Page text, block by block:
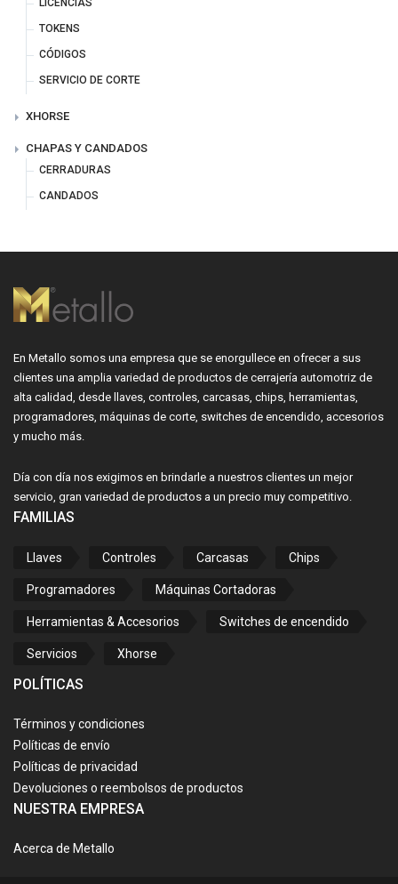
LICENCIAS
TOKENS
CÓDIGOS
SERVICIO DE CORTE
XHORSE
CHAPAS Y CANDADOS
CERRADURAS
CANDADOS
En Metallo somos una empresa que se enorgullece en ofrecer a sus
clientes una amplia variedad de productos de cerrajería automotriz de
alta calidad, desde llaves, controles, carcasas, chips, herramientas,
programadores, máquinas de corte, switches de encendido, accesorios
y mucho más.
Día con día nos exigimos en brindarle a nuestros clientes un mejor
servicio, gran variedad de productos a un precio muy competitivo.
FAMILIAS
Llaves Controles Carcasas Chips
Programadores Máquinas Cortadoras
Herramientas & Accesorios Switches de encendido
Servicios Xhorse
POLÍTICAS
Términos y condiciones
Políticas de envío
Políticas de privacidad
Devoluciones o reembolsos de productos
NUESTRA EMPRESA
Acerca de Metallo